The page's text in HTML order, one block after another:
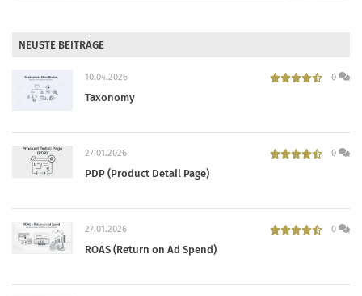
NEUSTE BEITRÄGE
10.04.2026 0
Taxonomy
27.01.2026 0
PDP (Product Detail Page)
27.01.2026 0
ROAS (Return on Ad Spend)